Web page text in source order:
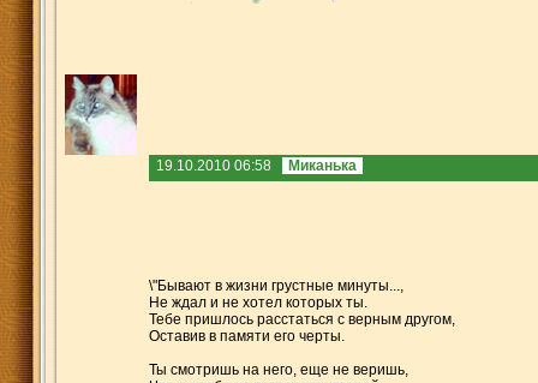
19.10.2010 06:58 Миканька
\"Бывают в жизни грустные минуты...,
Не ждал и не хотел которых ты.
Тебе пришлось расстаться с верным другом,
Оставив в памяти его черты.
Ты смотришь на него, еще не веришь,